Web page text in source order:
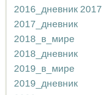
2016_дневник 2017
2017_дневник
2018_в_мире
2018_дневник
2019_в_мире
2019_дневник